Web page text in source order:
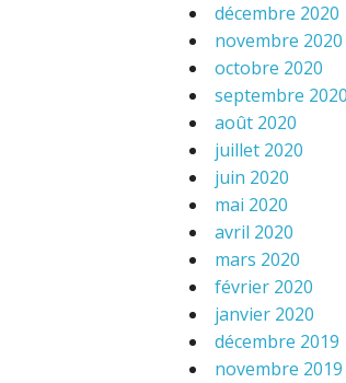
décembre 2020
novembre 2020
octobre 2020
septembre 2020
août 2020
juillet 2020
juin 2020
mai 2020
avril 2020
mars 2020
février 2020
janvier 2020
décembre 2019
novembre 2019